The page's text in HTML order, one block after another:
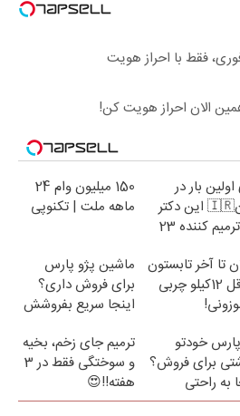
بار در
ایران🇮🇷 این دکتر
کرم ترمیم کننده 23
150 میلیون وام 24
ماهه ملت | تکنوپی
تا آخر تابستون
حداقل 12کیلو چربی
ماشین پژو پارس
برای فروش داری؟
اینجا سریع بفروشش
خودتو
برای فروش؟
به راحتی
ترمیم جای زخم، بخیه
و سوختگی فقط در 3
هفته!!😍